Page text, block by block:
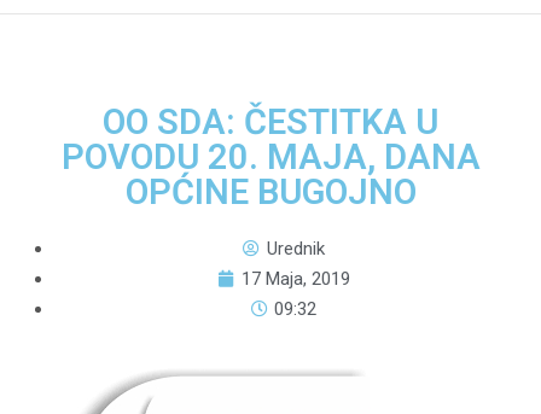
OO SDA: ČESTITKA U
POVODU 20. MAJA, DANA
OPĆINE BUGOJNO
Urednik
17 Maja, 2019
09:32